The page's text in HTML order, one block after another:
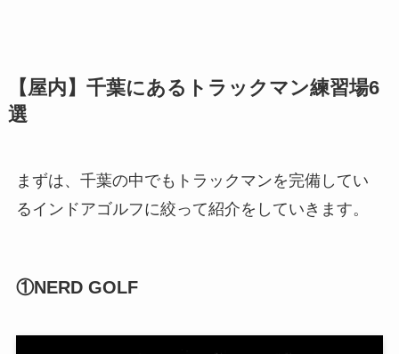
【屋内】千葉にあるトラックマン練習場6
選
まずは、千葉の中でもトラックマンを完備してい
るインドアゴルフに絞って紹介をしていきます。
①NERD GOLF